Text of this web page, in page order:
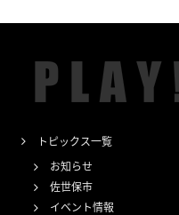
トピックス一覧
お知らせ
佐世保市
イベント情報